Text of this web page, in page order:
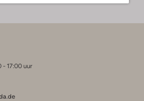
17:00 uur